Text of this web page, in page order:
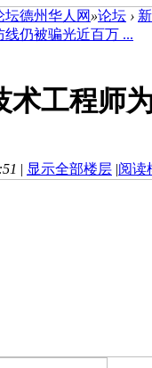
坛德州华人网 »论坛 ›
线仍被骗光近百万 ...
术工程师
| 显示全部楼层 |阅读